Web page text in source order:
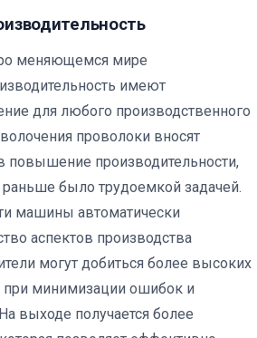
меняющемся мире
имеют
для любого производственного
проволоки вносят
повышение производительности,
раньше было трудоемкой задачей.
машины автоматически
аспектов производства
могут добиться более высоких
при минимизации ошибок и
выходе получается более